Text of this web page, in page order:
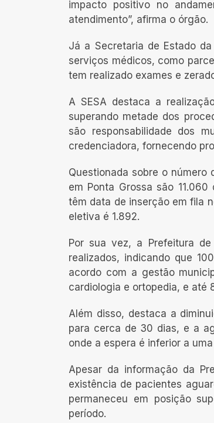
impacto positivo no
atendimento”, afirma o órgão.
Já a Secretaria de Estado
serviços médicos, como
tem realizado exames e
A SESA destaca a
superando metade dos
são responsabilidade dos
credenciadora, fornecendo
Questionada sobre o número
em Ponta Grossa são
têm data de inserção em fila
eletiva é 1.892.
Por sua vez, a Prefeitura
realizados, indicando que
acordo com a gestão
cardiologia e ortopedia, e até
Além disso, destaca a
para cerca de 30 dias, e a
onde a espera é inferior a
Apesar da informação da
existência de pacientes
permaneceu em posição
período.